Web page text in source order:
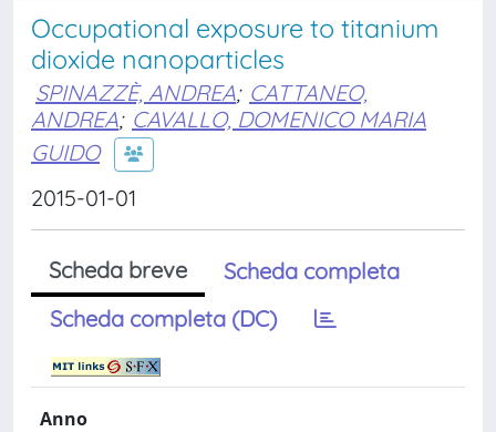
Occupational exposure to titanium
dioxide nanoparticles
SPINAZZÈ, ANDREA; CATTANEO,
ANDREA; CAVALLO, DOMENICO MARIA
GUIDO
2015-01-01
Scheda breve
Scheda completa
Scheda completa (DC)
Anno